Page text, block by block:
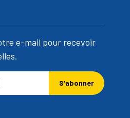
e-mail pour recevoir
S’abonner